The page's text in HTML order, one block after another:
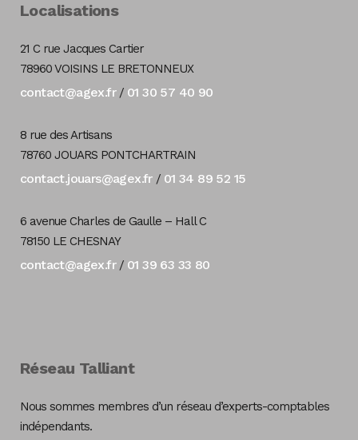
Localisations
21 C rue Jacques Cartier
78960 VOISINS LE BRETONNEUX
contact@agex.fr/ 01 30 57 40 90
8 rue des Artisans
78760 JOUARS PONTCHARTRAIN
contact.jouars@agex.fr/ 01 34 89 52 15
6 avenue Charles de Gaulle – Hall C
78150 LE CHESNAY
contact@agex.fr/ 01 39 63 33 80
Réseau Talliant
Nous sommes membres d’un réseau d’experts-comptables
indépendants.